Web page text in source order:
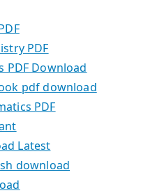
PDF
PDF Download
pdf download
PDF
Latest
download